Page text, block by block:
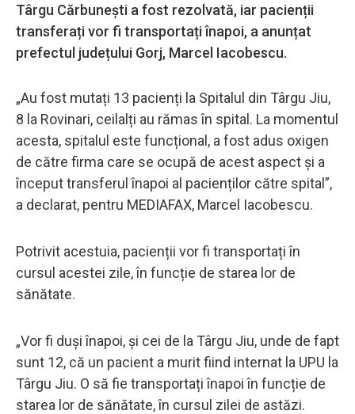
Târgu Cărbunești a fost rezolvată, iar pacienții
transferați vor fi transportați înapoi, a anunțat
prefectul județului Gorj, Marcel Iacobescu.
„Au fost mutați 13 pacienți la Spitalul din Târgu Jiu,
8 la Rovinari, ceilalți au rămas în spital. La momentul
acesta, spitalul este funcțional, a fost adus oxigen
de către firma care se ocupă de acest aspect și a
început transferul înapoi al pacienților către spital”,
a declarat, pentru MEDIAFAX, Marcel Iacobescu.
Potrivit acestuia, pacienții vor fi transportați în
cursul acestei zile, în funcție de starea lor de
sănătate.
„Vor fi duși înapoi, și cei de la Târgu Jiu, unde de fapt
sunt 12, că un pacient a murit fiind internat la UPU la
Târgu Jiu. O să fie transportați înapoi în funcție de
starea lor de sănătate, în cursul zilei de astăzi.